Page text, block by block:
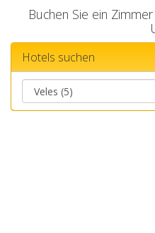
Buchen Sie ein
Hotels suchen